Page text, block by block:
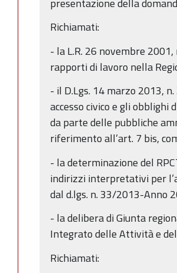
Richiamati:
- la L.R. 26 novembre
rapporti di lavoro nella
- il D.Lgs. 14 marzo 2013,
accesso civico e gli
da parte delle pubbliche
riferimento all’art. 7 bis,
- la determinazione del
indirizzi interpretativi per
dal d.lgs. n. 33/2013-Anno
- la delibera di Giunta
Integrato delle Attività e
Richiamati: